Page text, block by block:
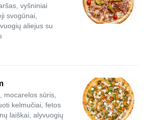
vyšniniai
svogūnai,
aliejus su
mocarelos sūris,
kelmučiai, fetos
laiškai, alyvuogių